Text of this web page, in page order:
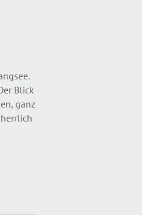
Blick
ganz